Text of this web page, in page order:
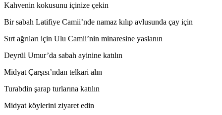
Kahvenin kokusunu içinize çekin
Bir sabah Latifiye Camii’nde namaz kılıp avlusunda çay için
Sırt ağrıları için Ulu Camii’nin minaresine yaslanın
Deyrül Umur’da sabah ayinine katılın
Midyat Çarşısı’ndan telkari alın
Turabdin şarap turlarına katılın
Midyat köylerini ziyaret edin